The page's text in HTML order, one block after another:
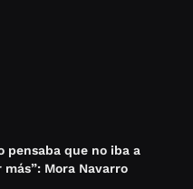
pensaba que no iba a
Mora Navarro